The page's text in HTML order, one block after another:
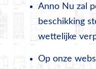
Anno Nu zal
beschikking
wettelijke
Op onze